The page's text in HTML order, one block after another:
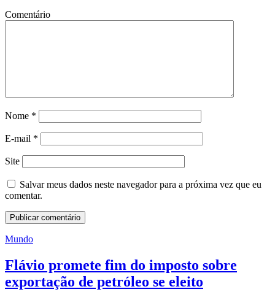
Comentário
Nome *
E-mail *
Site
Salvar meus dados neste navegador para a próxima vez que eu
comentar.
Mundo
Flávio promete fim do imposto sobre
exportação de petróleo se eleito